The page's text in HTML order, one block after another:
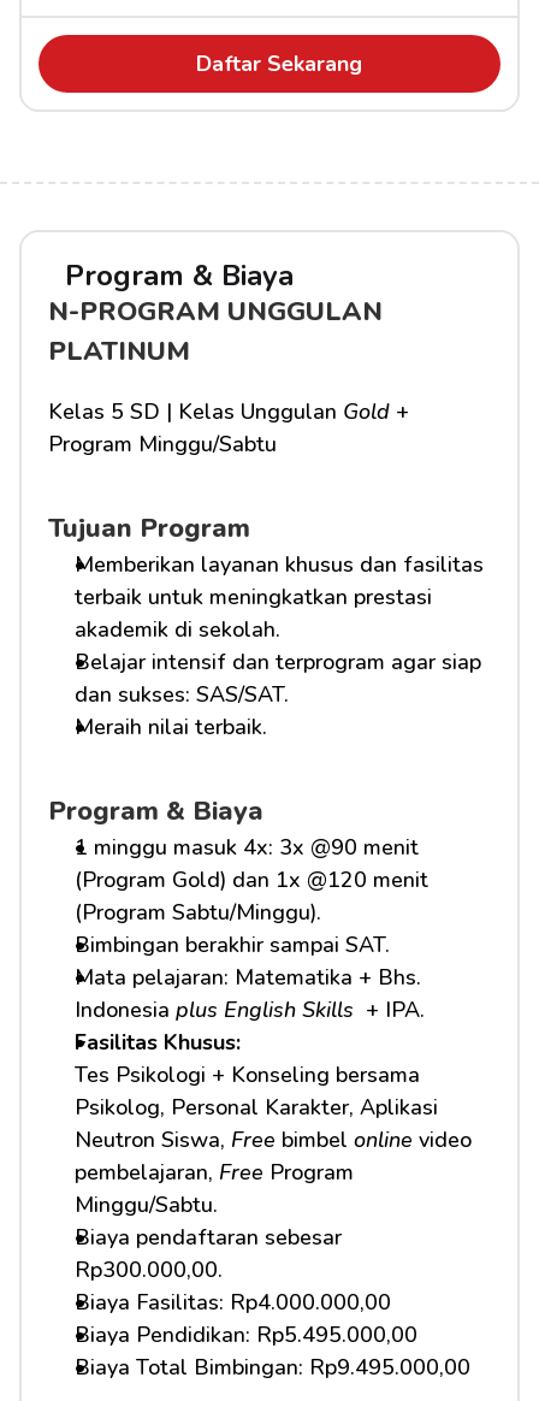
Daftar Sekarang
Program & Biaya
N-PROGRAM UNGGULAN
PLATINUM
Kelas 5 SD | Kelas Unggulan Gold +
Program Minggu/Sabtu
Tujuan Program
Memberikan layanan khusus dan fasilitas
terbaik untuk meningkatkan prestasi
akademik di sekolah.
Belajar intensif dan terprogram agar siap
dan sukses: SAS/SAT.
Meraih nilai terbaik.
Program & Biaya
1 minggu masuk 4x: 3x @90 menit
(Program Gold) dan 1x @120 menit
(Program Sabtu/Minggu).
Bimbingan berakhir sampai SAT.
Mata pelajaran: Matematika + Bhs.
Indonesia plus English Skills + IPA.
Fasilitas Khusus:
Tes Psikologi + Konseling bersama
Psikolog, Personal Karakter, Aplikasi
Neutron Siswa, Free bimbel online video
pembelajaran, Free Program
Minggu/Sabtu.
Biaya pendaftaran sebesar
Rp300.000,00.
Biaya Fasilitas: Rp4.000.000,00
Biaya Pendidikan: Rp5.495.000,00
Biaya Total Bimbingan: Rp9.495.000,00